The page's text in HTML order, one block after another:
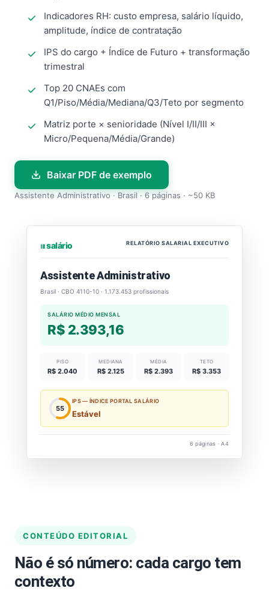
Indicadores RH: custo empresa, salário líquido,
amplitude, índice de contratação
IPS do cargo + Índice de Futuro + transformação
trimestral
Top 20 CNAEs com
Q1/Piso/Média/Mediana/Q3/Teto por segmento
Matriz porte × senioridade (Nível I/II/III ×
Micro/Pequena/Média/Grande)
Baixar PDF de exemplo
Assistente Administrativo · Brasil · 6 páginas · ~50 KB
⏐⏐⏐ salário RELATÓRIO SALARIAL EXECUTIVO
Assistente Administrativo
Brasil · CBO 4110-10 · 1.173.453 profissionais
SALÁRIO MÉDIO MENSAL
R$ 2.393,16
PISO
R$ 2.040
MEDIANA
R$ 2.125
MÉDIA
R$ 2.393
TETO
R$ 3.353
55
IPS — ÍNDICE PORTAL SALÁRIO
Estável
6 páginas · A4
CONTEÚDO EDITORIAL
Não é só número: cada cargo tem
contexto